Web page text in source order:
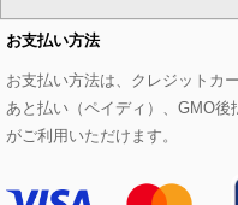
eur3
Maison de CINQ
MK MICHEL KLEIN
その他のトップス
セットアップスカート
セットアップワンピー
モッズコート
ステンカラーコート
帽子
ヘアアクセサリー
ブレスレット・バング
ブローチ・コサージュ
ショルダーバッグ
ボストンバッグ
パンプス
スニーカー
すべてのアートフラワ
ローズ
お支払い方法
お支払い方法は、クレジットカ
あと払い（ペイディ）、GMO後
がご利用いただけます。